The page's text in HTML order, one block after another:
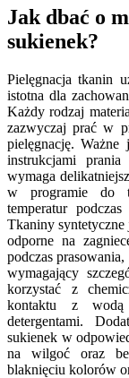
Jak dbać o
sukienek?
Pielęgnacja tkanin
istotna dla
Każdy rodzaj
zazwyczaj prać w
pielęgnację.
instrukcjami
wymaga
w programie do
temperatur
Tkaniny syntetyczne
odporne na
podczas
wymagający
korzystać z
kontaktu z
detergentami.
sukienek w
na wilgoć oraz
blaknięciu kolorów